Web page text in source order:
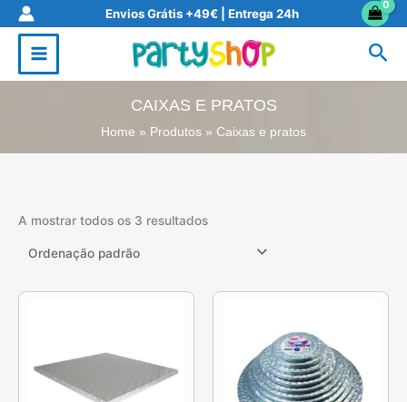
Skip
content
Envios Grátis +49€ | Entrega 24h
CAIXAS E PRATOS
Home Produtos Caixas e pratos
A mostrar todos os 3 resultados